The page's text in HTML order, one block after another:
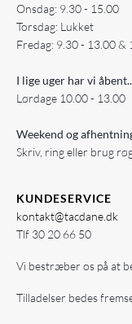
Onsdag: 9.30 - 15.00
Torsdag: Lukket
Fredag: 9.30 - 13.00 &
I lige uger har vi
Lørdage 10.00 - 13.00
Weekend og
Skriv, ring eller brug
KUNDESERVICE
kontakt@tacdane.dk
Tlf 30 20 66 50
Vi bestræber os på at
Tilladelser bedes